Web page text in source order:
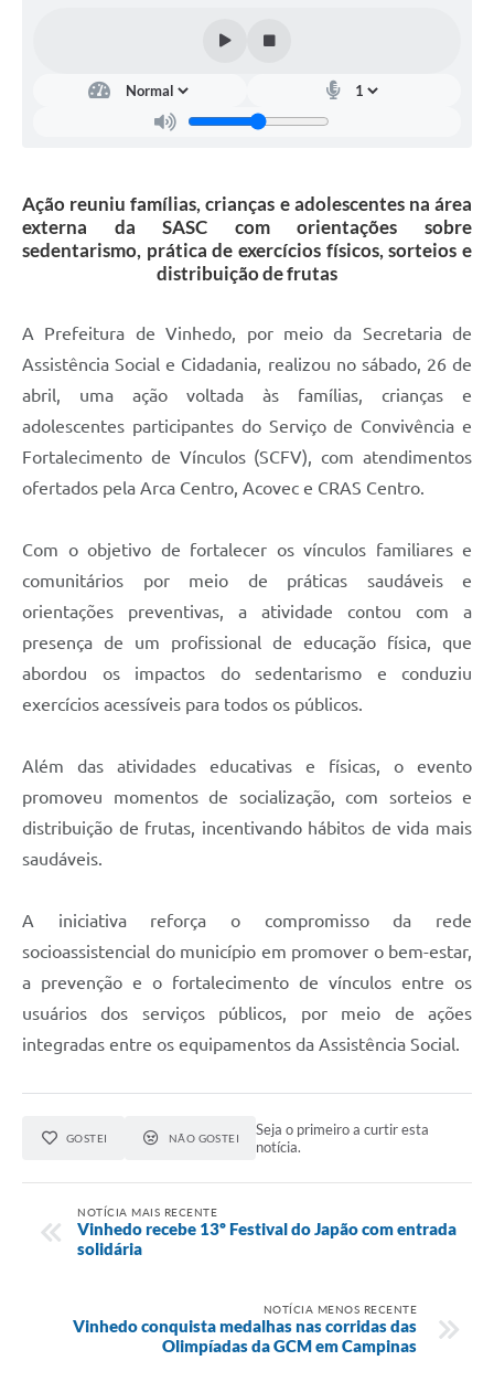
Arquivos para Download
Legislação
Links Úteis
Ação reuniu famílias, crianças e adolescentes na área
externa da SASC com orientações sobre
sedentarismo, prática de exercícios físicos, sorteios e
distribuição de frutas
A Prefeitura de Vinhedo, por meio da Secretaria de
Assistência Social e Cidadania, realizou no sábado, 26 de
abril, uma ação voltada às famílias, crianças e
adolescentes participantes do Serviço de Convivência e
Fortalecimento de Vínculos (SCFV), com atendimentos
ofertados pela Arca Centro, Acovec e CRAS Centro.
Com o objetivo de fortalecer os vínculos familiares e
comunitários por meio de práticas saudáveis e
orientações preventivas, a atividade contou com a
presença de um profissional de educação física, que
abordou os impactos do sedentarismo e conduziu
exercícios acessíveis para todos os públicos.
Além das atividades educativas e físicas, o evento
promoveu momentos de socialização, com sorteios e
distribuição de frutas, incentivando hábitos de vida mais
saudáveis.
A iniciativa reforça o compromisso da rede
socioassistencial do município em promover o bem-estar,
a prevenção e o fortalecimento de vínculos entre os
usuários dos serviços públicos, por meio de ações
integradas entre os equipamentos da Assistência Social.
GOSTEI NÃO GOSTEI
Seja o primeiro a curtir esta
notícia.
NOTÍCIA MAIS RECENTE
Vinhedo recebe 13º Festival do Japão com entrada
solidária
NOTÍCIA MENOS RECENTE
Vinhedo conquista medalhas nas corridas das
Olimpíadas da GCM em Campinas